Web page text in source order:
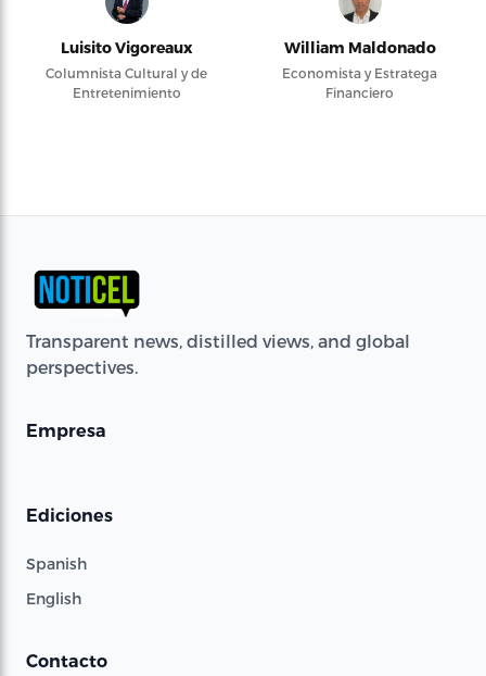
Luisito Vigoreaux
Columnista Cultural y de
Entretenimiento
William Maldonado
Economista y Estratega
Financiero
Transparent news, distilled views, and global
perspectives.
Empresa
Ediciones
Spanish
English
Contacto